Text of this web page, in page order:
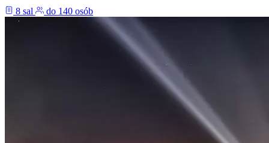
8 sal
do 140 osób